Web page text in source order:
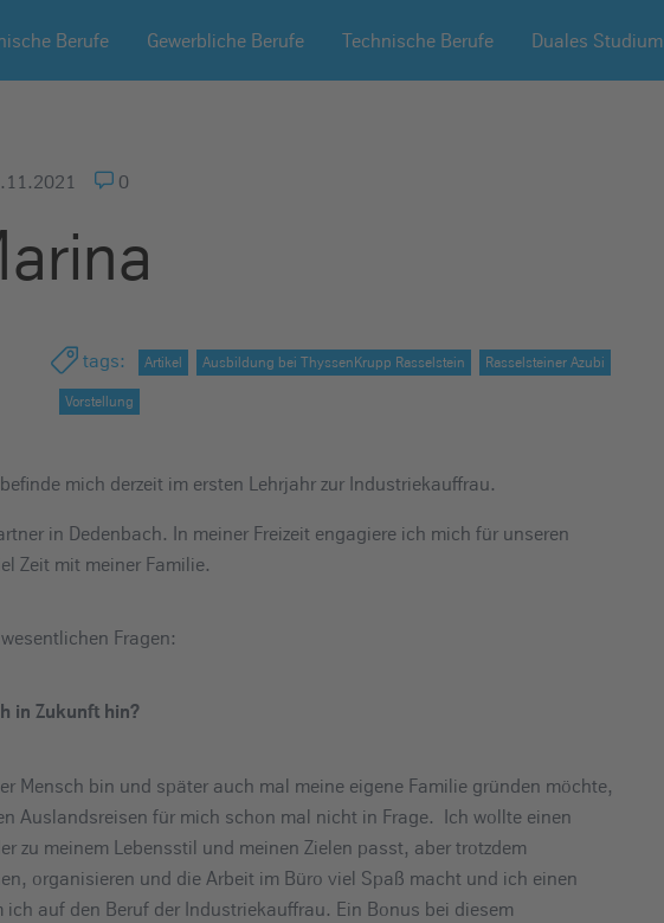
Berufe Gewerbliche Berufe Technische Berufe Duales Studium
0
tags: Artikel Ausbildung bei ThyssenKrupp Rasselstein Rasselsteiner Azubi
Vorstellung
mich derzeit im ersten Lehrjahr zur Industriekauffrau.
in Dedenbach. In meiner Freizeit engagiere ich mich für unseren
Zeit mit meiner Familie.
Fragen:
in Zukunft hin?
Mensch bin und später auch mal meine eigene Familie gründen möchte,
Auslandsreisen für mich schon mal nicht in Frage. Ich wollte einen
zu meinem Lebensstil und meinen Zielen passt, aber trotzdem
organisieren und die Arbeit im Büro viel Spaß macht und ich einen
auf den Beruf der Industriekauffrau. Ein Bonus bei diesem